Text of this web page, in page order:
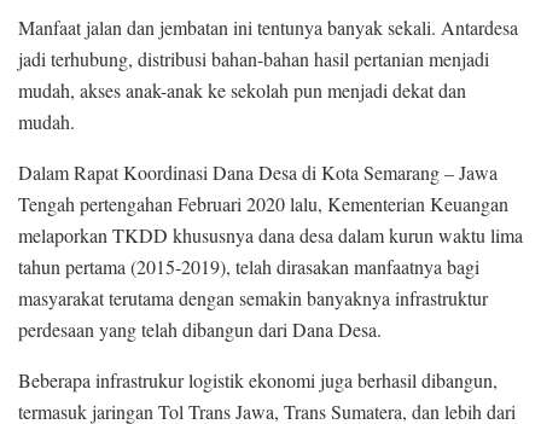
Manfaat jalan dan jembatan ini tentunya banyak sekali. Antardesa
jadi terhubung, distribusi bahan-bahan hasil pertanian menjadi
mudah, akses anak-anak ke sekolah pun menjadi dekat dan
mudah.
Dalam Rapat Koordinasi Dana Desa di Kota Semarang – Jawa
Tengah pertengahan Februari 2020 lalu, Kementerian Keuangan
melaporkan TKDD khususnya dana desa dalam kurun waktu lima
tahun pertama (2015-2019), telah dirasakan manfaatnya bagi
masyarakat terutama dengan semakin banyaknya infrastruktur
perdesaan yang telah dibangun dari Dana Desa.
Beberapa infrastrukur logistik ekonomi juga berhasil dibangun,
termasuk jaringan Tol Trans Jawa, Trans Sumatera, dan lebih dari